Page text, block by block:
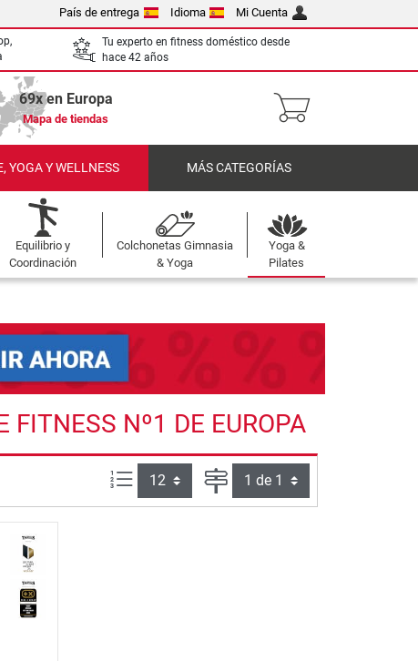
País de entrega Idioma Mi Cuenta
Tu experto en fitness doméstico desde
hace 42 años
69x en Europa
Mapa de tiendas
YOGA Y WELLNESS MÁS CATEGORÍAS
Equilibrio y
Coordinación
Colchonetas Gimnasia
& Yoga
Yoga &
Pilates
FITNESS Nº1 DE EUROPA
Artículos por página:
Página